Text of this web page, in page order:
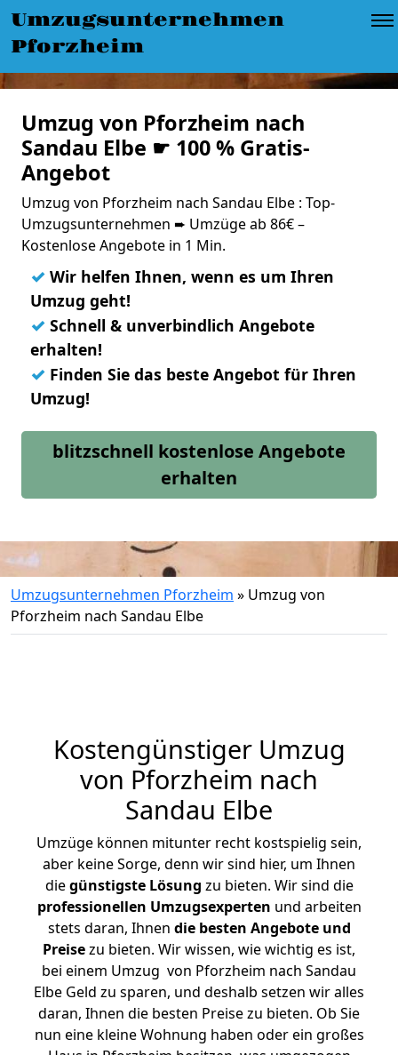
Umzugsunternehmen
Pforzheim
Umzug von Pforzheim nach
Sandau Elbe ☛ 100 % Gratis-
Angebot
Umzug von Pforzheim nach Sandau Elbe : Top-
Umzugsunternehmen ➨ Umzüge ab 86€ –
Kostenlose Angebote in 1 Min.
✓ Wir helfen Ihnen, wenn es um Ihren
Umzug geht!
✓ Schnell & unverbindlich Angebote
erhalten!
✓ Finden Sie das beste Angebot für Ihren
Umzug!
blitzschnell kostenlose Angebote
erhalten
Umzugsunternehmen Pforzheim » Umzug von
Pforzheim nach Sandau Elbe
Kostengünstiger Umzug
von Pforzheim nach
Sandau Elbe
Umzüge können mitunter recht kostspielig sein,
aber keine Sorge, denn wir sind hier, um Ihnen
diegünstigste Lösung zu bieten. Wir sind die
professionellen Umzugsexperten und arbeiten
stets daran, Ihnen die besten Angebote und
Preisezu bieten. Wir wissen, wie wichtig es ist,
bei einem Umzug von Pforzheim nach Sandau
Elbe Geld zu sparen, und deshalb setzen wir alles
daran, Ihnen die besten Preise zu bieten. Ob Sie
nun eine kleine Wohnung haben oder ein großes